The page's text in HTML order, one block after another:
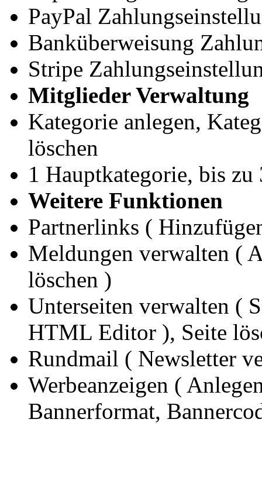
PayPal
Banküberweisung
Stripe
Mitglieder Verwaltung
Kategorie anlegen,
löschen
1 Hauptkategorie, bis
Weitere Funktionen
Partnerlinks (
Meldungen verwalten (
löschen )
Unterseiten verwalten (
HTML Editor ), Seite
Rundmail ( Newsletter
Werbeanzeigen (
Bannerformat,